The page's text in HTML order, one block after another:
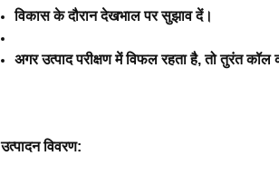
विकास के दौरान देखभाल पर सुझाव दें।
अगर उत्पाद परीक्षण में विफल रहता है, तो तुरंत
उत्पादन विवरण: